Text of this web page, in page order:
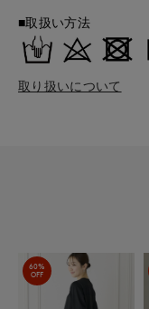
■取扱い方法
取り扱いについて
60%
OFF